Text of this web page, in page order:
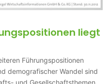
liegt
Führungspositionen
demografischer Wandel sind
und Gesellschaftsthemen.